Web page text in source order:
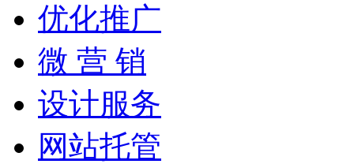
优化推广
微 营 销
设计服务
网站托管